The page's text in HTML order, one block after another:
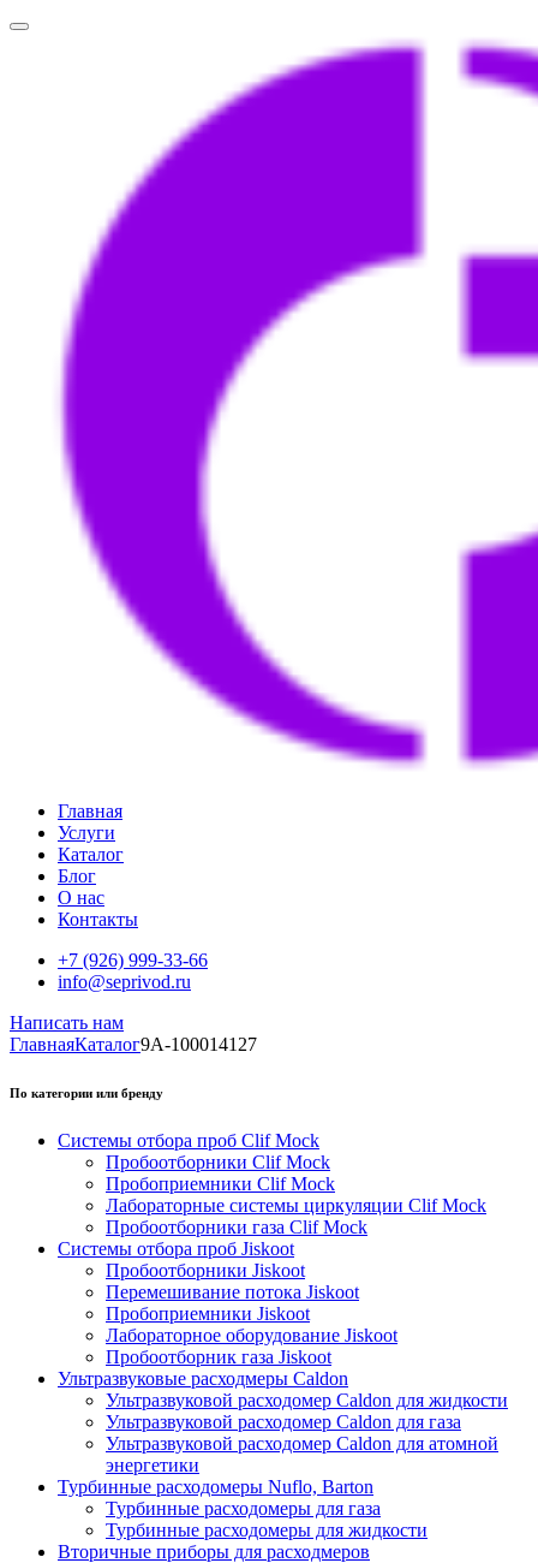
Главная
Услуги
Каталог
Блог
О нас
Контакты
+7 (926) 999-33-66
info@seprivod.ru
Написать нам
ГлавнаяКаталог9A-100014127
По категории или бренду
Системы отбора проб Clif Mock
Пробоотборники Clif Mock
Пробоприемники Clif Mock
Лабораторные системы циркуляции Clif Mock
Пробоотборники газа Clif Mock
Системы отбора проб Jiskoot
Пробоотборники Jiskoot
Перемешивание потока Jiskoot
Пробоприемники Jiskoot
Лабораторное оборудование Jiskoot
Пробоотборник газа Jiskoot
Ультразвуковые расходмеры Caldon
Ультразвуковой расходомер Caldon для жидкости
Ультразвуковой расходомер Caldon для газа
Ультразвуковой расходомер Caldon для атомной
энергетики
Турбинные расходомеры Nuflo, Barton
Турбинные расходомеры для газа
Турбинные расходомеры для жидкости
Вторичные приборы для расходмеров